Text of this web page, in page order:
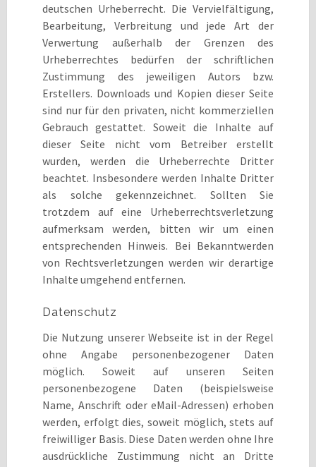
deutschen Urheberrecht. Die Vervielfältigung,
Bearbeitung, Verbreitung und jede Art der
Verwertung außerhalb der Grenzen des
Urheberrechtes bedürfen der schriftlichen
Zustimmung des jeweiligen Autors bzw.
Erstellers. Downloads und Kopien dieser Seite
sind nur für den privaten, nicht kommerziellen
Gebrauch gestattet. Soweit die Inhalte auf
dieser Seite nicht vom Betreiber erstellt
wurden, werden die Urheberrechte Dritter
beachtet. Insbesondere werden Inhalte Dritter
als solche gekennzeichnet. Sollten Sie
trotzdem auf eine Urheberrechtsverletzung
aufmerksam werden, bitten wir um einen
entsprechenden Hinweis. Bei Bekanntwerden
von Rechtsverletzungen werden wir derartige
Inhalte umgehend entfernen.
Datenschutz
Die Nutzung unserer Webseite ist in der Regel
ohne Angabe personenbezogener Daten
möglich. Soweit auf unseren Seiten
personenbezogene Daten (beispielsweise
Name, Anschrift oder eMail-Adressen) erhoben
werden, erfolgt dies, soweit möglich, stets auf
freiwilliger Basis. Diese Daten werden ohne Ihre
ausdrückliche Zustimmung nicht an Dritte